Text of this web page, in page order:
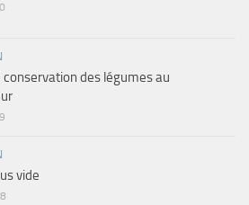
conservation des légumes au
vide